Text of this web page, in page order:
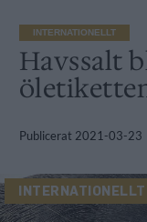
INTERNATIONELLT
Havssalt
Publicerat 2021-03-23
INTERNATIONELLT